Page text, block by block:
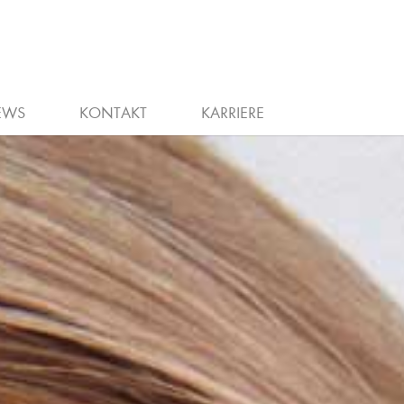
KONTAKT KARRIERE
STELLENANZEIGEN